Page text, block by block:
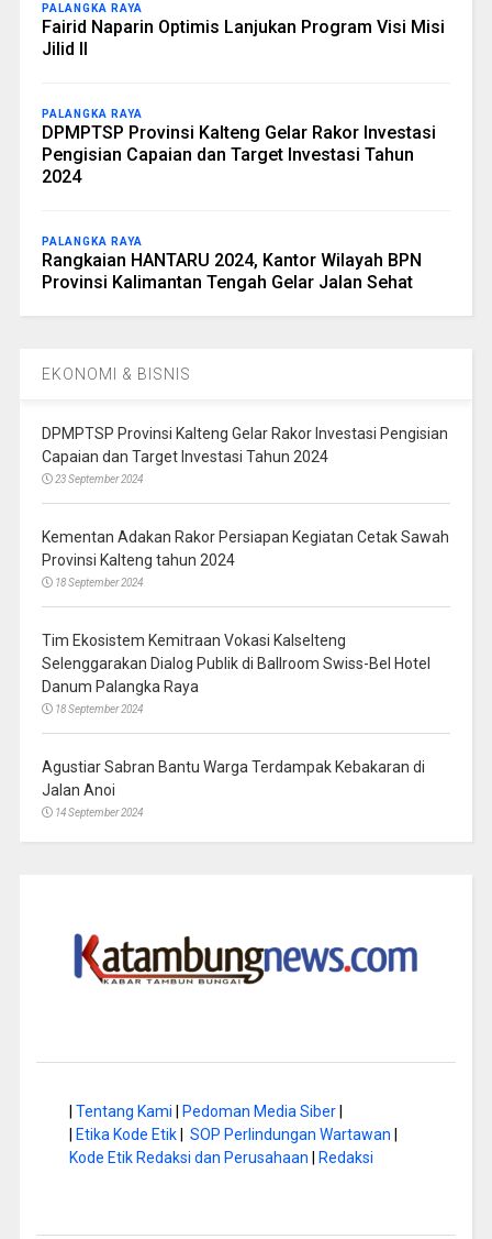
PALANGKA RAYA
Fairid Naparin Optimis Lanjukan Program Visi Misi
Jilid II
PALANGKA RAYA
DPMPTSP Provinsi Kalteng Gelar Rakor Investasi
Pengisian Capaian dan Target Investasi Tahun
2024
PALANGKA RAYA
Rangkaian HANTARU 2024, Kantor Wilayah BPN
Provinsi Kalimantan Tengah Gelar Jalan Sehat
EKONOMI & BISNIS
DPMPTSP Provinsi Kalteng Gelar Rakor Investasi Pengisian
Capaian dan Target Investasi Tahun 2024
23 September 2024
Kementan Adakan Rakor Persiapan Kegiatan Cetak Sawah
Provinsi Kalteng tahun 2024
18 September 2024
Tim Ekosistem Kemitraan Vokasi Kalselteng
Selenggarakan Dialog Publik di Ballroom Swiss-Bel Hotel
Danum Palangka Raya
18 September 2024
Agustiar Sabran Bantu Warga Terdampak Kebakaran di
Jalan Anoi
14 September 2024
Tentang Kami Pedoman Media Siber|
Etika Kode Etik| SOP Perlindungan Wartawan
Kode Etik Redaksi dan Perusahaan
Redaksi